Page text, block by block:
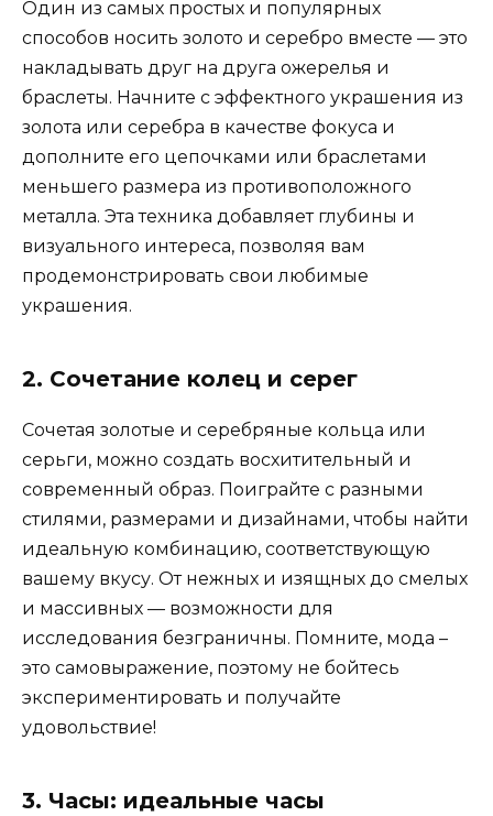
Один из самых простых и популярных
способов носить золото и серебро вместе — это
накладывать друг на друга ожерелья и
браслеты. Начните с эффектного украшения из
золота или серебра в качестве фокуса и
дополните его цепочками или браслетами
меньшего размера из противоположного
металла. Эта техника добавляет глубины и
визуального интереса, позволяя вам
продемонстрировать свои любимые
украшения.
2. Сочетание колец и серег
Сочетая золотые и серебряные кольца или
серьги, можно создать восхитительный и
современный образ. Поиграйте с разными
стилями, размерами и дизайнами, чтобы найти
идеальную комбинацию, соответствующую
вашему вкусу. От нежных и изящных до смелых
и массивных — возможности для
исследования безграничны. Помните, мода –
это самовыражение, поэтому не бойтесь
экспериментировать и получайте
удовольствие!
3. Часы: идеальные часы